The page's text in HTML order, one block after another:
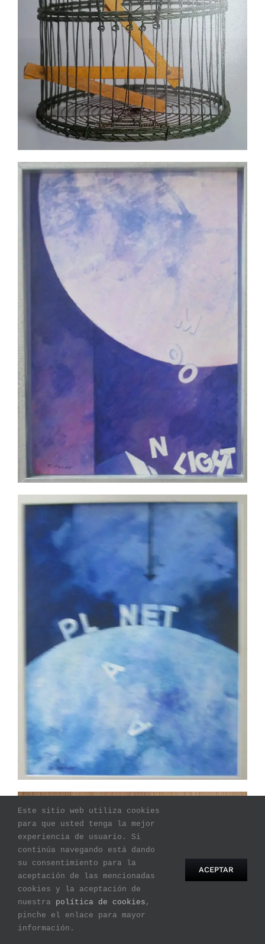
Este sitio web utiliza cookies
para que usted tenga la mejor
experiencia de usuario. Si
continúa navegando está dando
su consentimiento para la
aceptación de las mencionadas
cookies y la aceptación de
nuestra política de cookies ,
pinche el enlace para mayor
información.
ACEPTAR